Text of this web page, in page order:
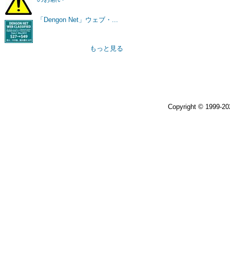
「Dengon Net」ウェブ・...
もっと見る
Copyright © 1999-